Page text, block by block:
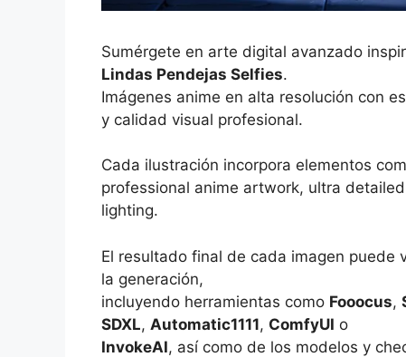
Sumérgete en arte digital avanzado
Lindas Pendejas Selfies.
Imágenes anime en alta resolución con
y calidad visual profesional.
Cada ilustración incorpora elementos
professional anime artwork, ultra
lighting.
El resultado final de cada imagen
la generación,
incluyendo herramientas como Fooocus,
SDXL, Automatic1111, ComfyUI o
InvokeAI, así como de los modelos y